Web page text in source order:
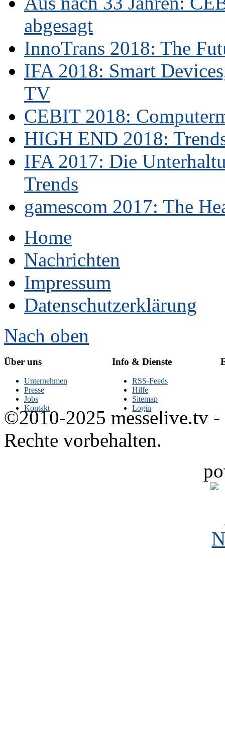
abgesagt
InnoTrans 2018: The
IFA 2018: Smart
TV
CEBIT 2018:
HIGH END 2018:
IFA 2017: Die
Trends
gamescom 2017: The
Home
Nachrichten
Impressum
Datenschutzerklärung
Nach oben
Über uns
Unternehmen
Presse
Jobs
Kontakt
Info & Dienste
RSS-Feeds
Hilfe
Sitemap
Login
©2010-2025 messelive.tv -
Rechte vorbehalten.